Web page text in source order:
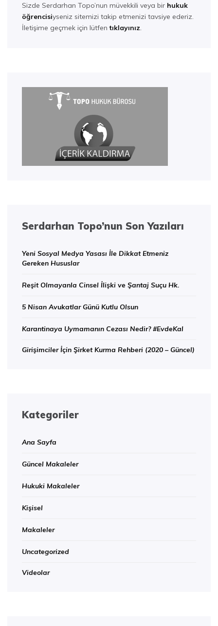
Sizde Serdarhan Topo’nun müvekkili veya bir hukuk
öğrencisiyseniz sitemizi takip etmenizi tavsiye ederiz.
İletişime geçmek için lütfentıklayınız.
Serdarhan Topo’nun Son Yazıları
Yeni Sosyal Medya Yasası İle Dikkat Etmeniz
Gereken Hususlar
Reşit Olmayanla Cinsel İlişki ve Şantaj Suçu Hk.
5 Nisan Avukatlar Günü Kutlu Olsun
Karantinaya Uymamanın Cezası Nedir? #EvdeKal
Girişimciler İçin Şirket Kurma Rehberi (2020 – Güncel)
Kategoriler
Ana Sayfa
Güncel Makaleler
Hukuki Makaleler
Kişisel
Makaleler
Uncategorized
Videolar